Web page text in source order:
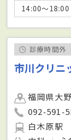
14:00～18:00
診療時間外
市川クリニ
福岡県大
092-591-
白木原駅